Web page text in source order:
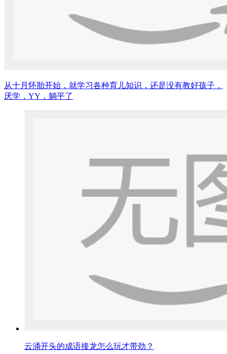
从十月怀胎开始，就学习各种育儿知识，还是没有教好孩子，
厌学，YY，躺平了
云涌开头的成语接龙怎么玩才带劲？